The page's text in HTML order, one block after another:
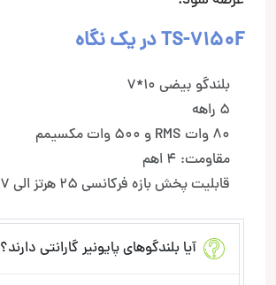
TS-7150F در یک نگاه
بلندگو بیضی 10*7
5 راهه
80 وات RMS و 500 وات مکسیمم
مقاومت: 4 اهم
قابلیت پخش بازه فرکانسی 25 هرتز الی 27 کیلوهرتز
آیا بلندگوهای پایونیر گارانتی دارند؟